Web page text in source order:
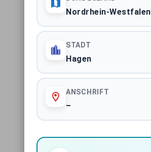
Nordrhein-Westfalen
STADT
Hagen
ANSCHRIFT
–